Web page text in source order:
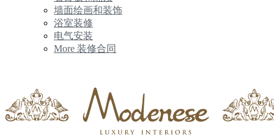
墙面绘画和装饰
浴室装修
电气安装
More 装修合同